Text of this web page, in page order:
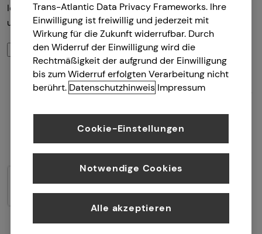
Ich habe die Informationen zumDatenschutz
gelesen
und bin damit einverstanden.
Ich bin damit einverstanden, dass mich tecis bzw.
selbstständige Vertriebspartner von tecis aufgrund
meiner obigen Anfrage kontaktieren dürfen. Diese
Einwilligung kann ich jederzeit in Textform (z.B. Brief,
Teichweg 17, 22081 Hamburg, E-
Trans-Atlantic Data Privacy Frameworks. Ihre
Einwilligung ist freiwillig und jederzeit mit
Wirkung für die Zukunft widerrufbar. Durch
den Widerruf der Einwilligung wird die
Rechtmäßigkeit der aufgrund der Einwilligung
bis zum Widerruf erfolgten Verarbeitung nicht
berührt. Datenschutzhinweis Impressum
Cookie-Einstellungen
Notwendige Cookies
Alle akzeptieren